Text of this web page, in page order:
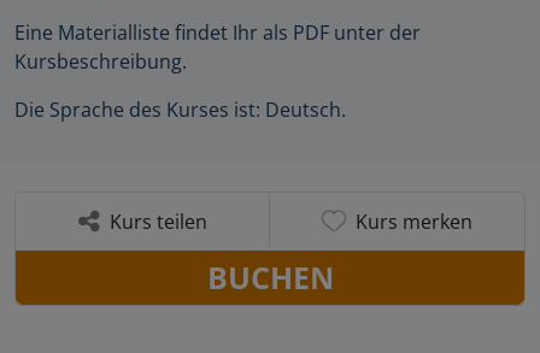
Eine Materialliste findet Ihr als PDF unter der
Kursbeschreibung.
Die Sprache des Kurses ist: Deutsch.
Kurs teilen Kurs merken
BUCHEN